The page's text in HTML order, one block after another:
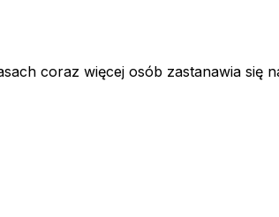
coraz więcej osób zastanawia się